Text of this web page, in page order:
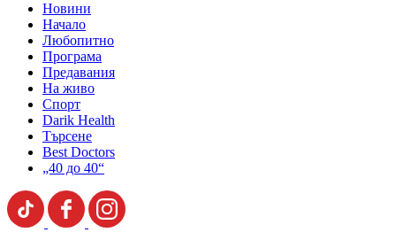
Новини
Начало
Любопитно
Програма
Предавания
На живо
Спорт
Darik Health
Търсене
Best Doctors
„40 до 40“